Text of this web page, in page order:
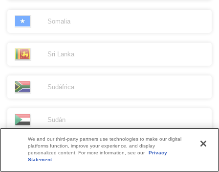
Somalia
Sri Lanka
Sudáfrica
Sudán
Surinam
We and our third-party partners use technologies to make our digital
platforms function, improve your experience, and display
personalized content. For more information, see our
Privacy
Statement